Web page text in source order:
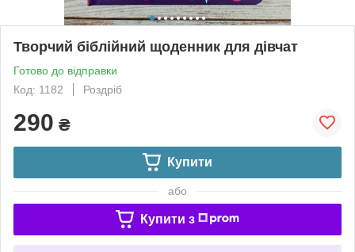
Творчий біблійний щоденник для дівчат
Готово до відправки
Код: 1182
Роздріб
290 ₴
Купити
або
Купити з